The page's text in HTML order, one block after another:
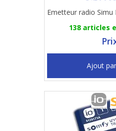
Emetteur radio Simu
138 articles
Ajout